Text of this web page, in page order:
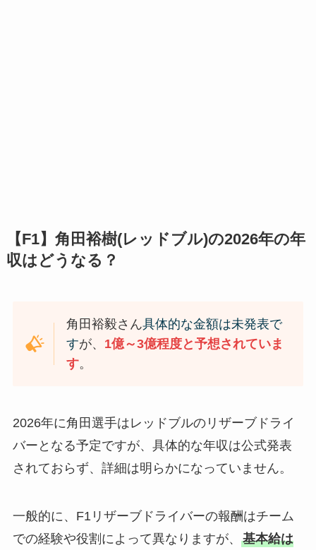
【F1】角田裕樹(レッドブル)の2026年の年
収はどうなる？
角田裕毅さん具体的な金額は未発表で
すが、 1億～3億程度と予想されていま
す。​
2026年に角田選手はレッドブルのリザーブドライ
バーとなる予定ですが、具体的な年収は公式発表
されておらず、詳細は明らかになっていません。
一般的に、F1リザーブドライバーの報酬はチーム
での経験や役割によって異なりますが、 基本給は